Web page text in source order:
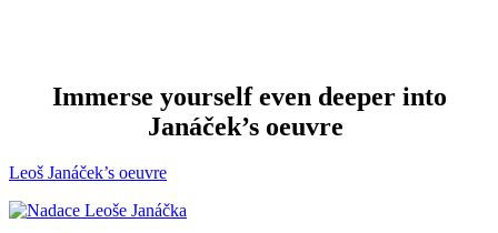
Immerse yourself even deeper into
Janáček’s oeuvre
Leoš Janáček’s oeuvre